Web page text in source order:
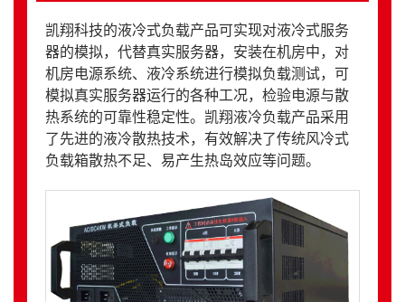
凯翔科技的液冷式负载产品可实现对液冷式服务
器的模拟，代替真实服务器，安装在机房中，对
机房电源系统、液冷系统进行模拟负载测试，可
模拟真实服务器运行的各种工况，检验电源与散
热系统的可靠性稳定性。凯翔液冷负载产品采用
了先进的液冷散热技术，有效解决了传统风冷式
负载箱散热不足、易产生热岛效应等问题。